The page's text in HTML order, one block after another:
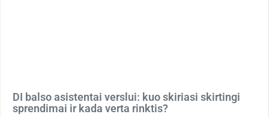
DI balso asistentai verslui: kuo skiriasi skirtingi
sprendimai ir kada verta rinktis?